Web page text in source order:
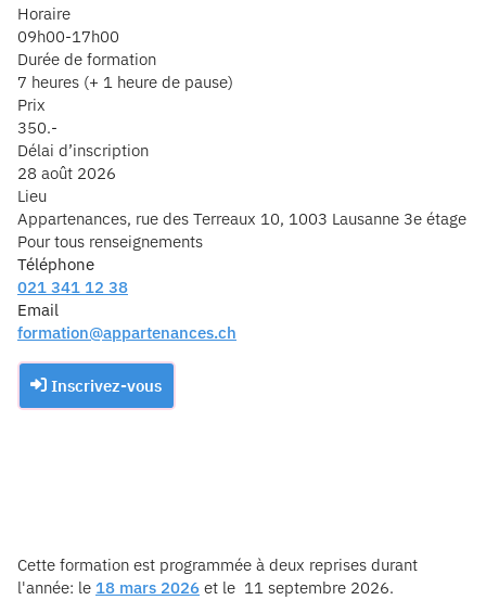
Horaire
09h00-17h00
Durée de formation
7 heures (+ 1 heure de pause)
Prix
350.-
Délai d’inscription
28 août 2026
Lieu
Appartenances, rue des Terreaux 10, 1003 Lausanne 3e étage
Pour tous renseignements
Téléphone
021 341 12 38
Email
formation@appartenances.ch
Inscrivez-vous
Cette formation est programmée à deux reprises durant
l'année: le 18 mars 2026 et le 11 septembre 2026.